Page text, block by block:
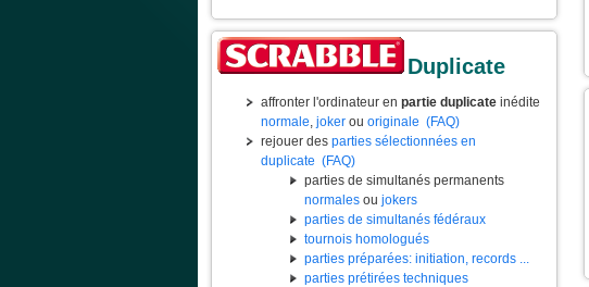
Duplicate
affronter l'ordinateur en partie duplicate inédite
normale, joker ou originale (FAQ)
rejouer des parties sélectionnées en
duplicate (FAQ)
parties de simultanés permanents
normales ou jokers
parties de simultanés fédéraux
tournois homologués
parties préparées: initiation, records ...
parties prétirées techniques